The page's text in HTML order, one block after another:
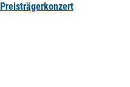
Preisträgerkonzert